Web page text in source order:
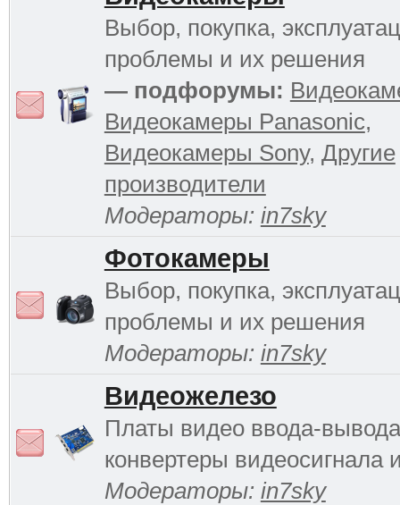
Выбор, покупка,
проблемы и их решения
— подфорумы:
Видеокамеры Panasonic,
Видеокамеры Sony, Другие
производители
Модераторы: in7sky
Фотокамеры
Выбор, покупка,
проблемы и их решения
Модераторы: in7sky
Видеожелезо
Платы видео ввода-
конвертеры видеосигнала
Модераторы: in7sky